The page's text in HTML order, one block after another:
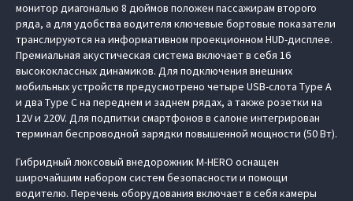
монитор диагональю 8 дюймов положен пассажирам второго
ряда, а для удобства водителя ключевые бортовые показатели
транслируются на информативном проекционном HUD-дисплее.
Премиальная акустическая система включает в себя 16
высококлассных динамиков. Для подключения внешних
мобильных устройств предусмотрено четыре USB-слота Type A
и два Type C на переднем и заднем рядах, а также розетки на
12V и 220V. Для подпитки смартфонов в салоне интегрирован
терминал беспроводной зарядки повышенной мощности (50 Вт).
Гибридный люксовый внедорожник M‑HERO оснащен
широчайшим набором систем безопасности и помощи
водителю. Перечень оборудования включает в себя камеры